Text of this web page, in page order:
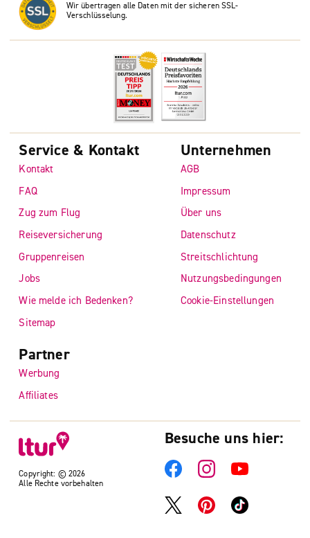
Wir übertragen alle Daten mit der sicheren SSL-
Verschlüsselung.
Copyright: © 2026
Alle Rechte vorbehalten
Service & Kontakt
Kontakt
FAQ
Zug zum Flug
Reiseversicherung
Gruppenreisen
Jobs
Wie melde ich Bedenken?
Sitemap
Unternehmen
AGB
Impressum
Über uns
Datenschutz
Streitschlichtung
Nutzungsbedingungen
Cookie-Einstellungen
Partner
Werbung
Affiliates
Besuche uns hier: